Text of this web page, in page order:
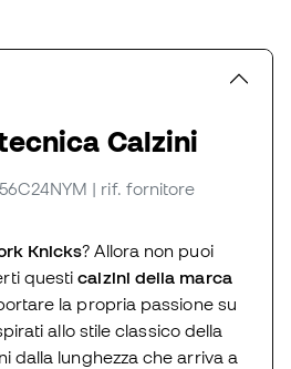
Calzini
| rif. fornitore
Knicks? Allora non puoi
questicalzini della marca
la propria passione su
allo stile classico della
dalla lunghezza che arriva a